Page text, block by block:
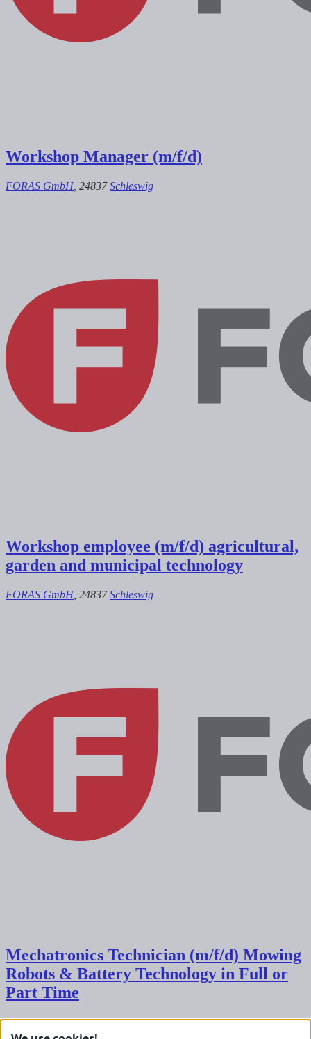
Workshop Manager (m/f/d)
FORAS GmbH , 24837Schleswig
Workshop employee (m/f/d) agricultural,
garden and municipal technology
FORAS GmbH , 24837Schleswig
Mechatronics Technician (m/f/d) Mowing
Robots & Battery Technology in Full or
Part Time
FORAS GmbH, 24837Schleswig
Kontakt